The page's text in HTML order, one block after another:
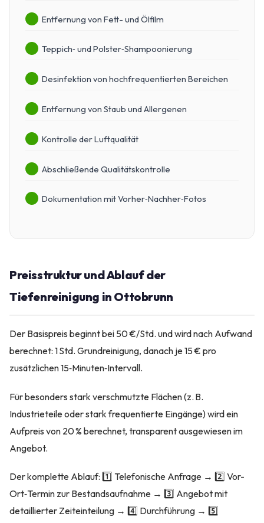
Entfernung von Fett- und Ölfilm
Teppich‑ und Polster‑Shampoonierung
Desinfektion von hochfrequentierten Bereichen
Entfernung von Staub und Allergenen
Kontrolle der Luftqualität
Abschließende Qualitätskontrolle
Dokumentation mit Vorher‑Nachher‑Fotos
Preisstruktur und Ablauf der
Tiefenreinigung in Ottobrunn
Der Basispreis beginnt bei 50 €/Std. und wird nach Aufwand
berechnet: 1 Std. Grundreinigung, danach je 15 € pro
zusätzlichen 15‑Minuten‑Intervall.
Für besonders stark verschmutzte Flächen (z. B.
Industrieteile oder stark frequentierte Eingänge) wird ein
Aufpreis von 20 % berechnet, transparent ausgewiesen im
Angebot.
Der komplette Ablauf: 1️⃣ Telefonische Anfrage → 2️⃣ Vor-
Ort‑Termin zur Bestandsaufnahme → 3️⃣ Angebot mit
detaillierter Zeiteinteilung → 4️⃣ Durchführung → 5️⃣